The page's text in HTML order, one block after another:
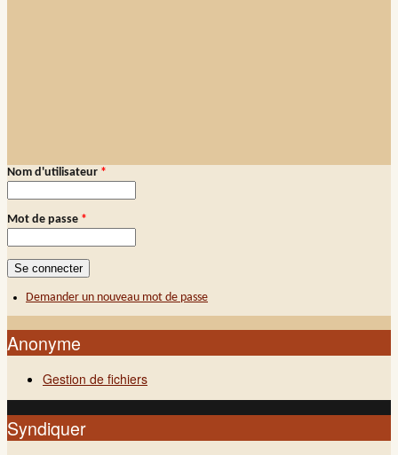
Connexion membre
Nom d'utilisateur *
Mot de passe *
Demander un nouveau mot de passe
Anonyme
Gestion de fichiers
Syndiquer